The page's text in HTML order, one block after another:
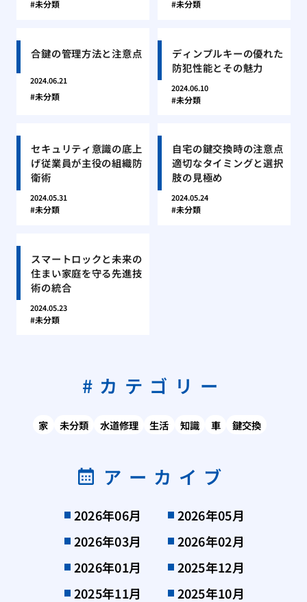
未分類 未分類
合鍵の管理方法と注意点
2024.06.21
未分類
ディンプルキーの優れた
防犯性能とその魅力
2024.06.10
未分類
セキュリティ意識の底上
げ従業員が主役の組織防
衛術
2024.05.31
未分類
自宅の鍵交換時の注意点
適切なタイミングと選択
肢の見極め
2024.05.24
未分類
スマートロックと未来の
住まい家庭を守る先進技
術の統合
2024.05.23
未分類
カテゴリー
家 未分類 水道修理 生活 知識 車 鍵交換
アーカイブ
2026年06月
2026年05月
2026年03月
2026年02月
2026年01月
2025年12月
2025年11月
2025年10月